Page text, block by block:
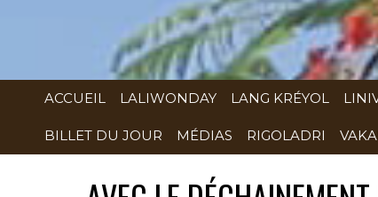
ACCUEIL LALIWONDAY LANG KRÉYOL
BILLET DU JOUR MÉDIAS RIGOLADRI